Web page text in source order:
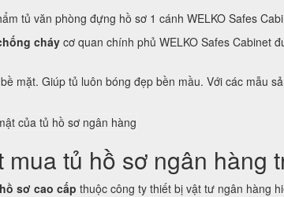
tủ văn phòng đựng hồ sơ 1 cánh WELKO Safes
cháycơ quan chính phủ WELKO Safes Cabinet
mặt. Giúp tủ luôn bóng đẹp bền mầu. Với các mẫu
mua tủ hồ sơ ngân hàng
sơ cao cấp thuộc công ty thiết bị vật tư ngân hàng